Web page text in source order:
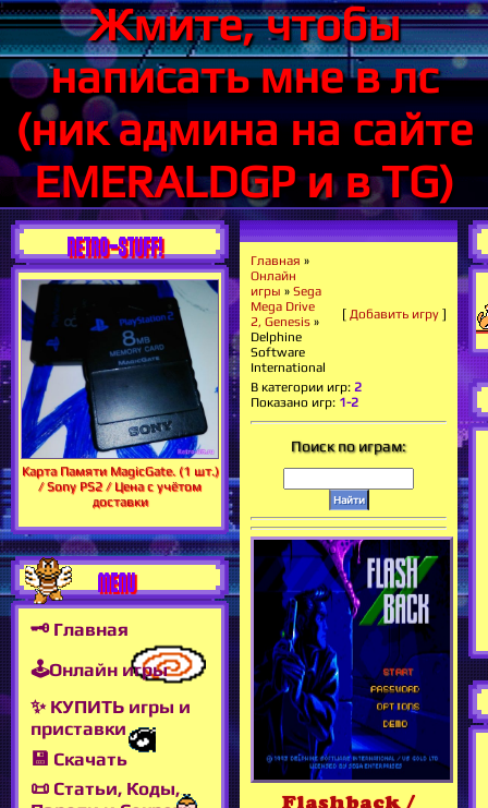
Жмите, чтобы
написать мне в лс
(ник админа на сайте
EMERALDGP и в TG)
RETRO-STUFF!
Карта Памяти MagicGate. (1 шт.)
/ Sony PS2 / Цена с учётом
доставки
MENU
🗝 Главная
🕹Онлайн игры
✨ КУПИТЬ игры и
приставки
💾 Скачать
📜 Статьи, Коды,
Главная »
Онлайн
игры » Sega
Mega Drive
2, Genesis »
Delphine
Software
International
[ Добавить игру ]
В категории игр: 2
Показано игр: 1-2
Поиск по играм:
Flashback /